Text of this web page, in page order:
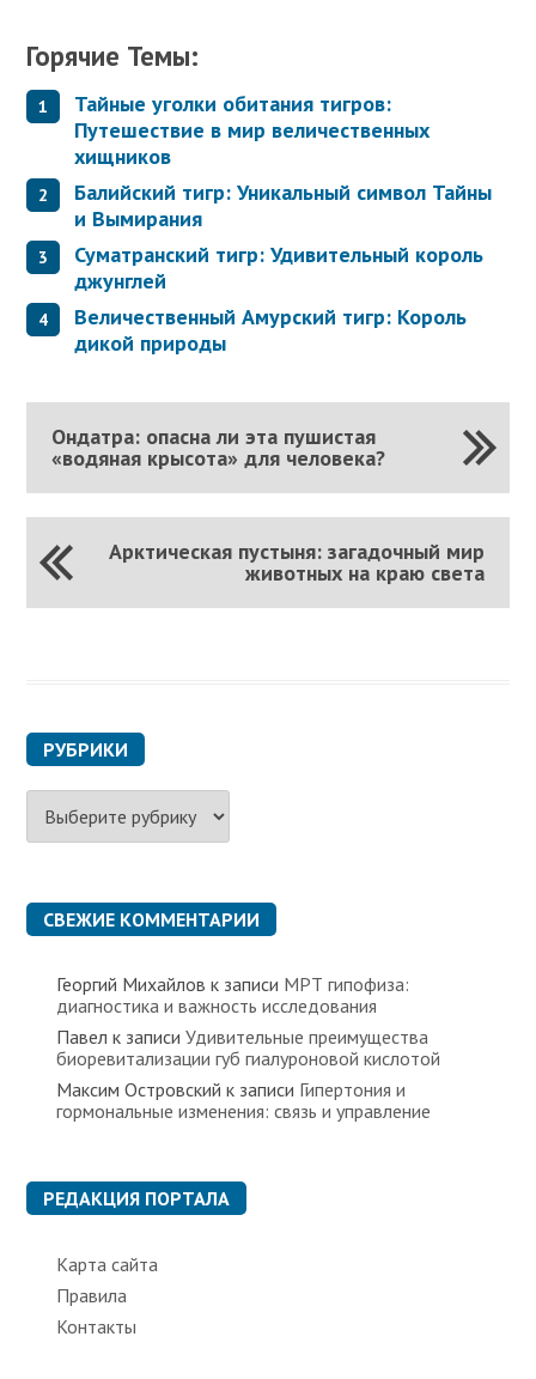
Горячие Темы:
Тайные уголки обитания тигров:
Путешествие в мир величественных
хищников
Балийский тигр: Уникальный символ Тайны
и Вымирания
Суматранский тигр: Удивительный король
джунглей
Величественный Амурский тигр: Король
дикой природы
Ондатра: опасна ли эта пушистая
«водяная крысота» для человека?
Арктическая пустыня: загадочный мир
животных на краю света
РУБРИКИ
б
к
и СВЕЖИЕ КОММЕНТАРИИ
Георгий Михайлов к записи МРТ гипофиза:
диагностика и важность исследования
Павел к записиУдивительные преимущества
биоревитализации губ гиалуроновой кислотой
Максим Островский к записи Гипертония и
гормональные изменения: связь и управление
РЕДАКЦИЯ ПОРТАЛА
Карта сайта
Правила
Контакты